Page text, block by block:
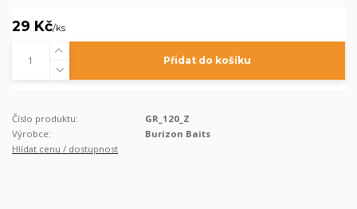
29 Kč/ks
Přidat do košíku
Číslo produktu:
GR_120_Z
Výrobce:
Burizon Baits
Hlídat cenu / dostupnost